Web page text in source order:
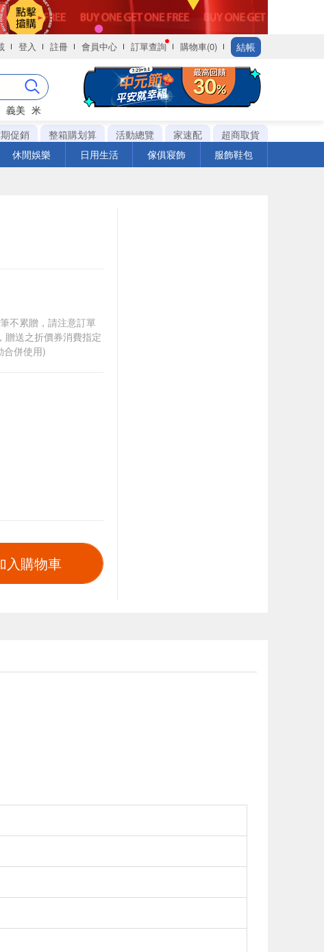
登入 註冊 會員中心 訂單查詢 購物車(0) 結帳
義美 米
促銷 整箱購划算 活動總覽 家速配
超商取貨
休閒娛樂 日用生活 傢俱寢飾 服飾鞋包
不累贈，請注意訂單
贈送之折價券消費指定
合併使用)
入購物車